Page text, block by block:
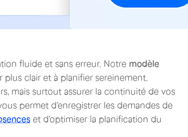
fluide et sans erreur. Notre modèle
plus clair et à planifier sereinement.
mais surtout assurer la continuité de vos
permet d’enregistrer les demandes de
et d’optimiser la planification du